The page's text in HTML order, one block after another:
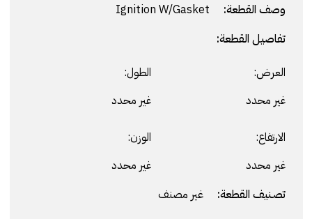
وصف القطعة:
تفاصيل القطعة:
العرض:
غير محدد
الطول:
غير محدد
الارتفاع:
غير محدد
الوزن:
غير محدد
تصنيف القطعة: غير مصنف